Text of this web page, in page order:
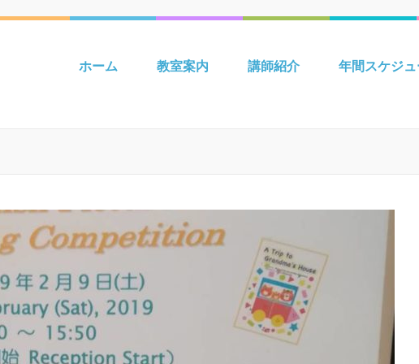
吉川 mpiパートナー英語教室 Be
ホーム 教室案内 講師紹介 年間スケジ